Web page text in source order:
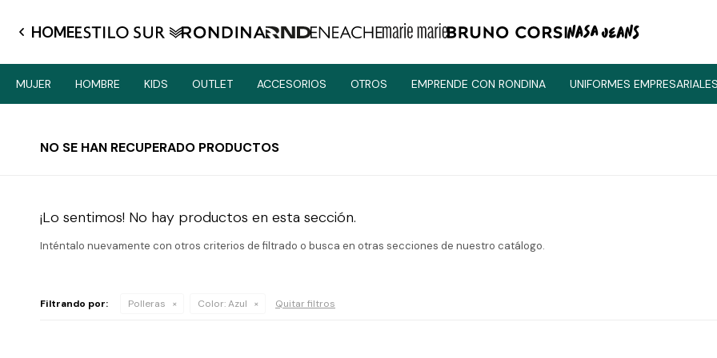
HOME
MUJER HOMBRE KIDS OUTLET ACCESORIOS OTROS EMPRENDE CON RONDINA UNIFORMES
NO SE HAN RECUPERADO PRODUCTOS
¡Lo sentimos! No hay productos en esta sección.
Inténtalo nuevamente con otros criterios de filtrado o busca en otras secciones de nuestro catálogo.
Filtrando por: Polleras Color:Azul Quitar filtros